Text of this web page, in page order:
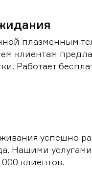
плазменным
клиентам
Работает
успешно
Нашими услугами
клиентов.